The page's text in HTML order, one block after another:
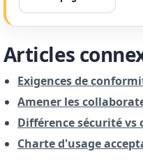
Articles
Exigences de
Amener les
Différence sécurité
Charte d'usage